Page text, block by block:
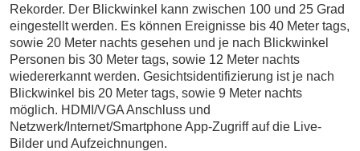
Rekorder. Der Blickwinkel kann zwischen 100 und 25 Grad
eingestellt werden. Es können Ereignisse bis 40 Meter tags,
sowie 20 Meter nachts gesehen und je nach Blickwinkel
Personen bis 30 Meter tags, sowie 12 Meter nachts
wiedererkannt werden. Gesichtsidentifizierung ist je nach
Blickwinkel bis 20 Meter tags, sowie 9 Meter nachts
möglich. HDMI/VGA Anschluss und
Netzwerk/Internet/Smartphone App-Zugriff auf die Live-
Bilder und Aufzeichnungen.